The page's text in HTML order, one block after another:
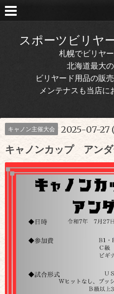
スポーツビリヤ
札幌でビリヤ
北海道最大
ビリヤード用品の販
メンテナスも当店に
キャノン主催大会 2025-07-27
キャノンカップ アンダ